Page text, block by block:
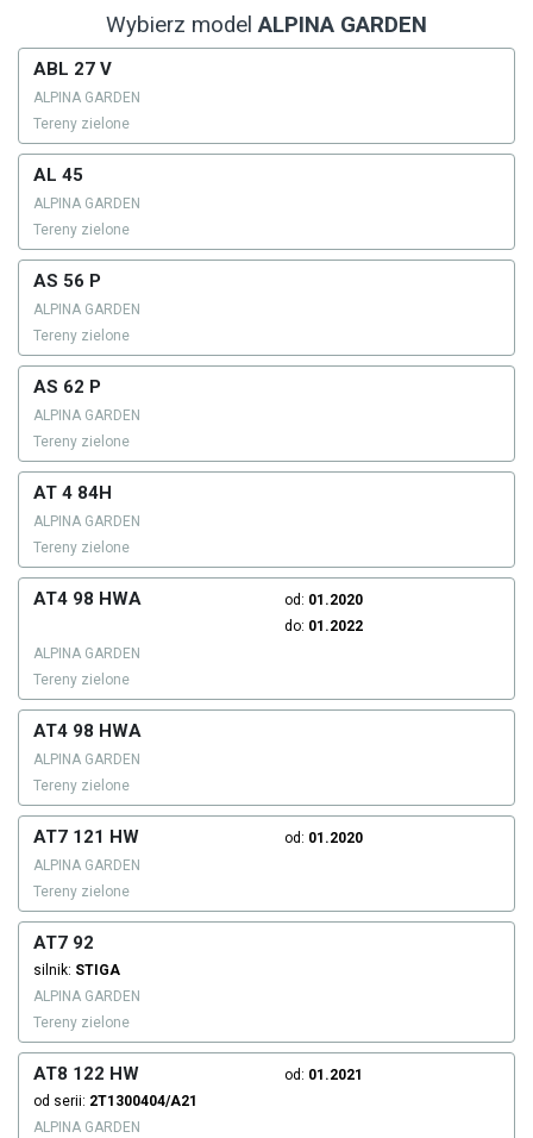
Wybierz modelALPINA GARDEN
ABL 27 V
ALPINA GARDEN
Tereny zielone
AL 45
ALPINA GARDEN
Tereny zielone
AS 56 P
ALPINA GARDEN
Tereny zielone
AS 62 P
ALPINA GARDEN
Tereny zielone
AT 4 84H
ALPINA GARDEN
Tereny zielone
AT4 98 HWA od: 01.2020
do: 01.2022
ALPINA GARDEN
Tereny zielone
AT4 98 HWA
ALPINA GARDEN
Tereny zielone
AT7 121 HW od: 01.2020
ALPINA GARDEN
Tereny zielone
AT7 92
silnik: STIGA
ALPINA GARDEN
Tereny zielone
AT8 122 HW od: 01.2021
od serii: 2T1300404/A21
ALPINA GARDEN